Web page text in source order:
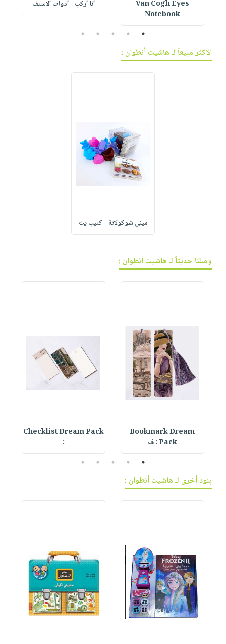
Van Cogh Eyes
Notebook
أنا أركب - أدوات الاستف
1
2
3
4
5
الأكثر مبيعاً لـ هاشيت أنطوان :
ميني شوكولاتة - كتيب يت
وصلنا حديثاً لـ هاشيت أنطوان :
Bookmark Dream
Pack : ف
Checklist Dream Pack
:
1
2
3
4
5
بنود أخرى لـ هاشيت أنطوان :